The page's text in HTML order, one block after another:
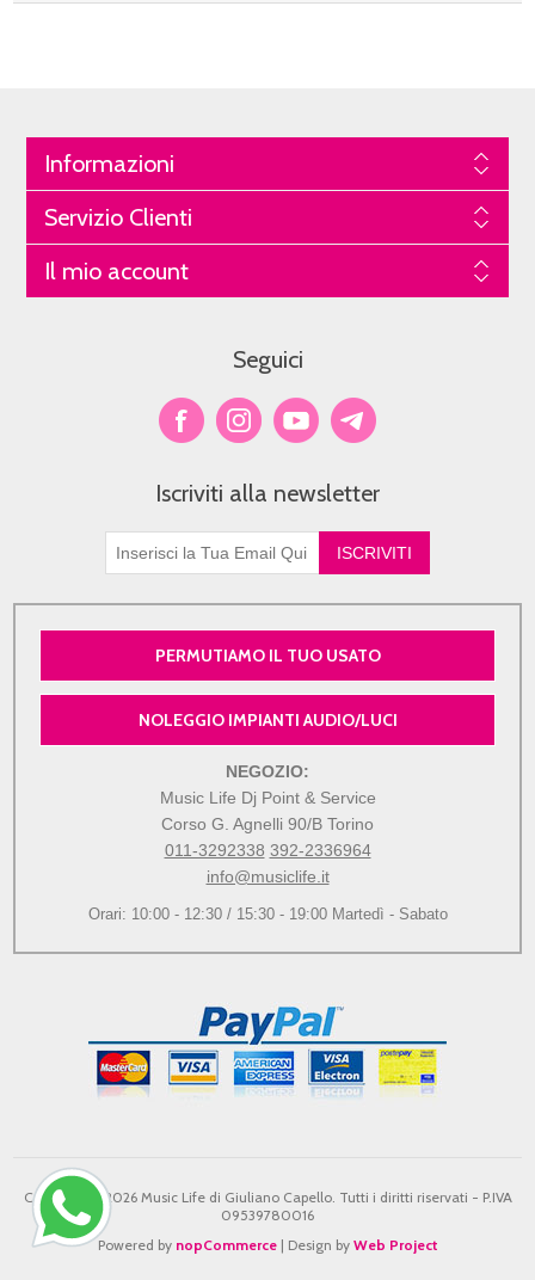
Informazioni
Servizio Clienti
Il mio account
Seguici
Iscriviti alla newsletter
PERMUTIAMO IL TUO USATO
NOLEGGIO IMPIANTI AUDIO/LUCI
NEGOZIO:
Music Life Dj Point & Service
Corso G. Agnelli 90/B Torino
011-3292338 392-2336964
info@musiclife.it
Orari: 10:00 - 12:30 / 15:30 - 19:00 Martedì - Sabato
Copyright © 2026 Music Life di Giuliano Capello. Tutti i diritti riservati - P.IVA
09539780016
Powered by nopCommerce| Design by Web Project